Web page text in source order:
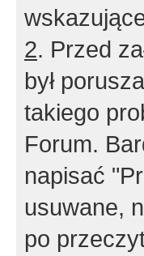
2. Przed
był
takiego
Forum.
napisać
usuwane,
po